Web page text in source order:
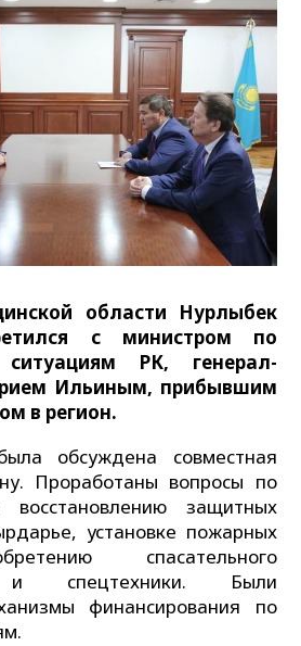
области Нурлыбек
с министром по
РК, генерал-
Ильиным, прибывшим
в регион.
обсуждена совместная
Проработаны вопросы по
восстановлению защитных
установке пожарных
спасательного
и спецтехники. Были
финансирования по